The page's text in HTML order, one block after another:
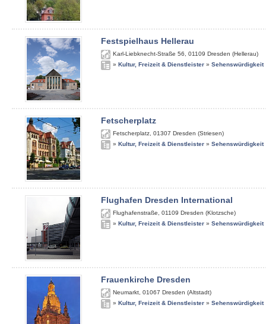
Festspielhaus Hellerau
Karl-Liebknecht-Straße 56 01109 Dresden (Hellerau)
» Kultur, Freizeit & Dienstleister » Sehenswürdigkeit
Fetscherplatz
Fetscherplatz 01307 Dresden (Striesen)
» Kultur, Freizeit & Dienstleister » Sehenswürdigkeit
Flughafen Dresden International
Flughafenstraße 01109 Dresden (Klotzsche)
» Kultur, Freizeit & Dienstleister » Sehenswürdigkeit
Frauenkirche Dresden
Neumarkt 01067 Dresden (Altstadt)
» Kultur, Freizeit & Dienstleister » Sehenswürdigkeit